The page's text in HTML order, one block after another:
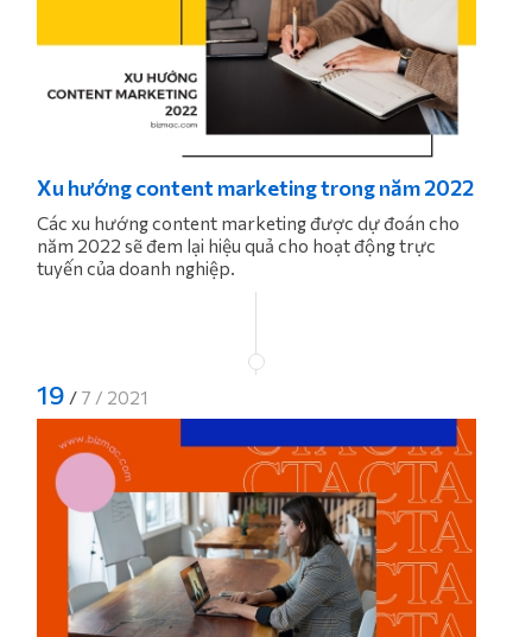
Xu hướng content marketing trong năm 2022
Các xu hướng content marketing được dự đoán cho
năm 2022 sẽ đem lại hiệu quả cho hoạt động trực
tuyến của doanh nghiệp.
19 / 7 / 2021